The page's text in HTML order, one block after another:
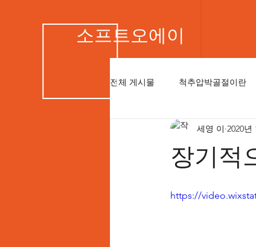
소프트오에이
전체 게시물 척추압박골절이란
장기적
세영 이 2020년
https://